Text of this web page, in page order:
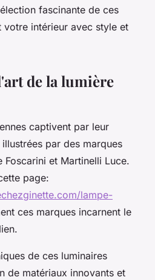
fascinante de ces
votre intérieur avec style et
de la lumière
captivent par leur
par des marques
Foscarini et Martinelli Luce.
page:
lampe-
ces marques incarnent le
de ces luminaires
de matériaux innovants et